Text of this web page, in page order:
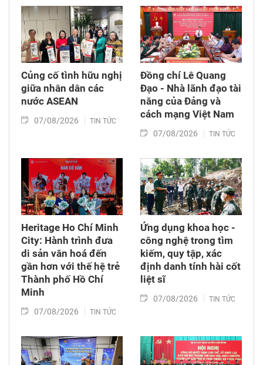
(6/8/1976 – 6/8/2026).
Củng cố tình hữu nghị
giữa nhân dân các
nước ASEAN
07/08/2026 TIN TỨC
Đồng chí Lê Quang
Đạo - Nhà lãnh đạo tài
năng của Đảng và
cách mạng Việt Nam​
07/08/2026 TIN TỨC
Heritage Ho Chí Minh
City: Hành trình đưa
di sản văn hoá đến
gần hơn với thế hệ trẻ
Thành phố Hồ Chí
Minh
07/08/2026 TIN TỨC
Ứng dụng khoa học -
công nghệ trong tìm
kiếm, quy tập, xác
định danh tính hài cốt
liệt sĩ
07/08/2026 TIN TỨC